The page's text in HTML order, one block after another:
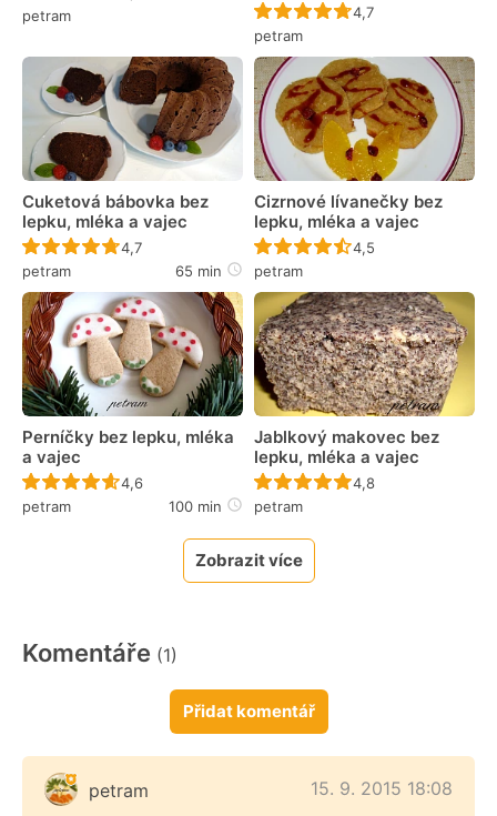
petram
Recept ještě nebyl
4,7
petram
Cuketová bábovka bez
lepku, mléka a vajec
Recept ještě nebyl hodnocen
4,7
petram
65 min
Cizrnové lívanečky bez
lepku, mléka a vajec
Recept ještě nebyl
4,5
petram
Perníčky bez lepku, mléka
a vajec
Recept ještě nebyl hodnocen
4,6
petram
100 min
Jablkový makovec bez
lepku, mléka a vajec
Recept ještě nebyl
4,8
petram
Zobrazit více
Komentáře (1)
Přidat komentář
petram 15. 9. 2015 18:08